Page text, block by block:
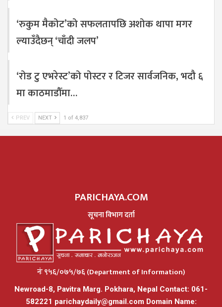
‘रुकुम मैकोट’को सफलतापछि अशोक थापा मगर
ल्याउँदैछन् ‘चाँदी जलप’
‘रोड टु एभरेस्ट’को पोस्टर र टिजर सार्वजनिक, भदौ ६
मा काठमाडौँमा…
PREV NEXT 1 of 4,837
PARICHAYA.COM
सूचना विभाग दर्ता
नंः ९५६/०७५/७६ (Department of Information)
Newroad-8, Pavitra Marg. Pokhara, Nepal Contact: 061-
582221 parichaydaily@gmail.comDomain Name: